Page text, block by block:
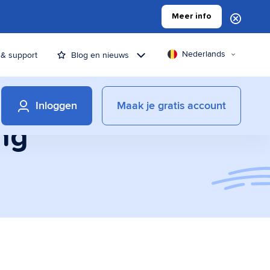
Meer info
support Blog en nieuws Nederlands
Inloggen Maak je gratis account